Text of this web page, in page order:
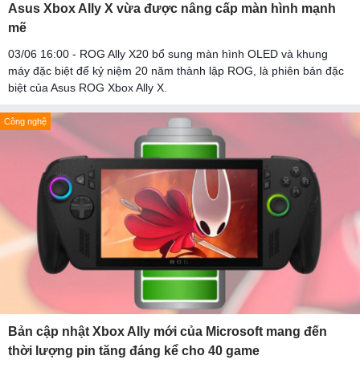
Asus Xbox Ally X vừa được nâng cấp màn hình mạnh
mẽ
03/06 16:00 - ROG Ally X20 bổ sung màn hình OLED và khung
máy đặc biệt để kỷ niệm 20 năm thành lập ROG, là phiên bản đặc
biệt của Asus ROG Xbox Ally X.
Công nghệ
Bản cập nhật Xbox Ally mới của Microsoft mang đến
thời lượng pin tăng đáng kể cho 40 game